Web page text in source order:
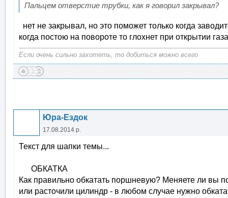
Пальцем отверстие трубки, как я говорил закрывал?
нет не закрывал, но это поможет только когда
когда постою на повороте то глохнет при открытии
Если очень сильно захотеть, то добиться можно всего
Юра-Ездок
17.08.2014 р.
Текст для шапки темы...
ОБКАТКА
Как правильно обкатать поршневую? Меняете ли вы
или расточили цилиндр - в любом случае нужно